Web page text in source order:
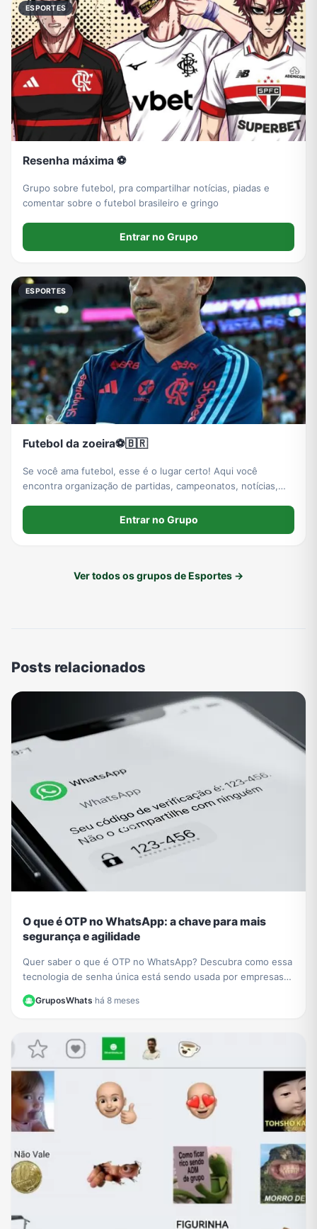
ESPORTES
Resenha máxima ⚽
Grupo sobre futebol, pra compartilhar notícias, piadas e
comentar sobre o futebol brasileiro e gringo
Entrar no Grupo
ESPORTES
Futebol da zoeira⚽️🇧🇷
Se você ama futebol, esse é o lugar certo! Aqui você
encontra organização de partidas, campeonatos, notícias,
para jogar, acompanhar ou fazer novas amizade
Entrar no Grupo
Ver todos os grupos de Esportes →
Posts relacionados
O que é OTP no WhatsApp: a chave para mais
segurança e agilidade
Quer saber o que é OTP no WhatsApp? Descubra como essa
tecnologia de senha única está sendo usada por empresas
como PicPay para aumentar sua segurança online.
GruposWhats·há 8 meses